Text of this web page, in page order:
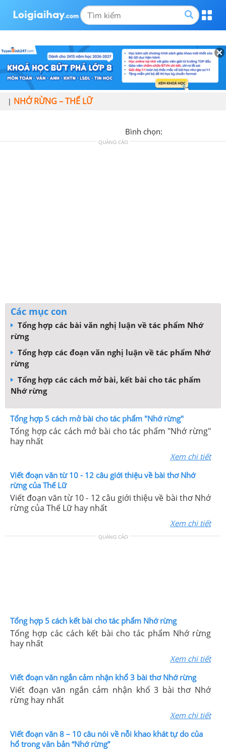
| NHỚ RỪNG – THẾ LỮ
Bình chọn:
QUẢNG CÁO
Các mục con
Tổng hợp các bài văn nghị luận về tác phẩm Nhớ
rừng
Tổng hợp các đoạn văn nghị luận về tác phẩm Nhớ
rừng
Tổng hợp các cách mở bài, kết bài cho tác phẩm
Nhớ rừng
Tổng hợp 5 cách mở bài cho tác phẩm "Nhớ rừng"
Tổng hợp các cách mở bài cho tác phẩm "Nhớ rừng"
hay nhất
Xem chi tiết
Viết đoạn văn từ 10 - 12 câu giới thiệu về bài thơ Nhớ
rừng của Thế Lữ
Viết đoạn văn từ 10 - 12 câu giới thiệu về bài thơ Nhớ
rừng của Thế Lữ hay nhất
Xem chi tiết
QUẢNG CÁO
Tổng hợp 5 cách kết bài cho tác phẩm Nhớ rừng
Tổng hợp các cách kết bài cho tác phẩm Nhớ rừng
hay nhất
Xem chi tiết
Viết đoạn văn ngắn cảm nhận khổ 3 bài thơ Nhớ rừng
Viết đoạn văn ngắn cảm nhận khổ 3 bài thơ Nhớ
rừng hay nhất
Xem chi tiết
Viết đoạn văn 8 – 10 câu nói về nỗi khao khát tự do của
hổ trong văn bản “Nhớ rừng”